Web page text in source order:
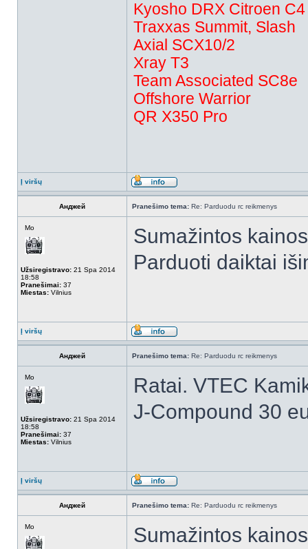
Kyosho DRX Citroen
Traxxas Summit, Slash
Axial SCX10/2
Xray T3
Team Associated SC8e
Offshore Warrior
QR X350 Pro
Į viršų
Анджей Pranešimo tema: Re: Parduodu rc reikmenys
Mo
Užsiregistravo: 21 Spa 2014
18:58
Pranešimai: 37
Miestas: Vilnius
Sumažintos
Parduoti daiktai
Į viršų
Анджей Pranešimo tema: Re: Parduodu rc reikmenys
Mo
Užsiregistravo: 21 Spa 2014
18:58
Pranešimai: 37
Miestas: Vilnius
Ratai. VTEC
J-Compound 30
Į viršų
Анджей Pranešimo tema: Re: Parduodu rc reikmenys
Mo
Sumažintos